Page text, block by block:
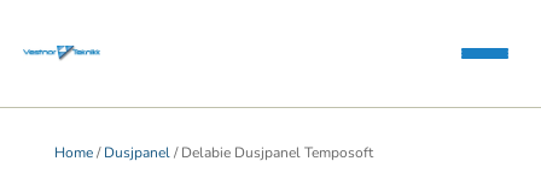
Home/Dusjpanel/ Delabie Dusjpanel Temposoft